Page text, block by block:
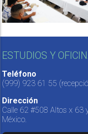
ESTUDIOS Y
Teléfono
(999) 923 61 55
Dirección
Calle 62 #508 Altos x 63
México.